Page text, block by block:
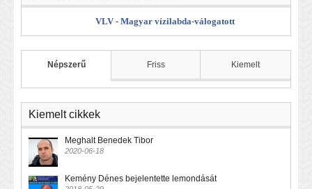
VLV - Magyar vízilabda-válogatott
Népszerű Friss Kiemelt
Kiemelt cikkek
Meghalt Benedek Tibor
2020-06-18
Kemény Dénes bejelentette lemondását